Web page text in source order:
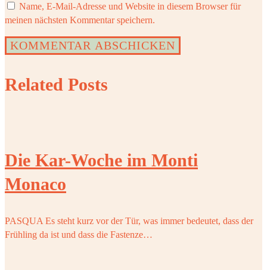
Name, E-Mail-Adresse und Website in diesem Browser für
meinen nächsten Kommentar speichern.
Related Posts
Die Kar-Woche im Monti
Monaco
PASQUA Es steht kurz vor der Tür, was immer bedeutet, dass der
Frühling da ist und dass die Fastenze…